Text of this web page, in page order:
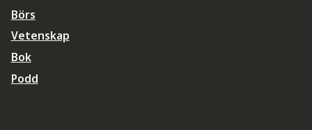
Börs
Vetenskap
Bok
Podd